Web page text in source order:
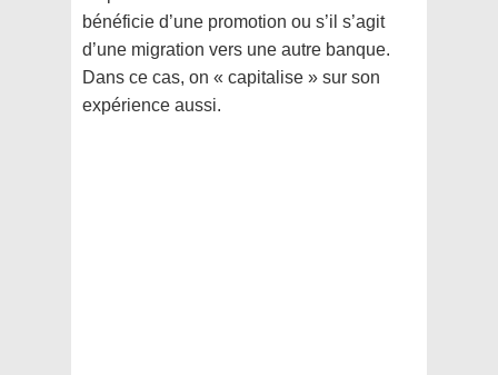
bénéficie d’une promotion ou s’il s’agit
d’une migration vers une autre banque.
Dans ce cas, on « capitalise » sur son
expérience aussi.